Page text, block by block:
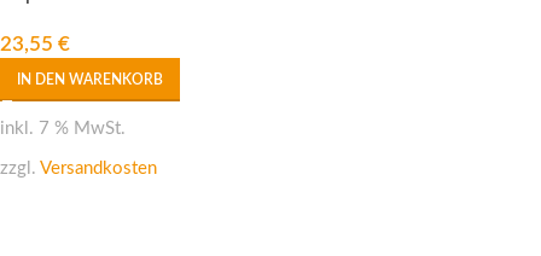
23,55 €
IN DEN WARENKORB
inkl. 7 % MwSt.
zzgl. Versandkosten